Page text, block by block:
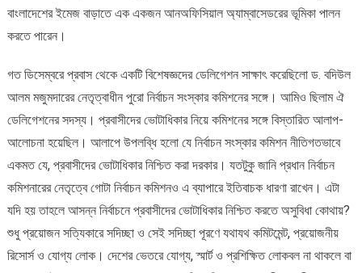
বাংলাদেশের ইমেজ বাড়াতে এক একজন আনঅফিসিয়াল অ্যাম্বাসেডরের ভূমিকা পালন
করতে পারেন।
গত ডিসেম্বরে প্রবাস থেকে একটি বিশেষজ্ঞদের ডেলিগেশন সাক্ষাৎ করেছিলো ড. বদিউল
আলম মজুমদারের নেতৃত্বাধীন পুরো নির্বাচন সংস্কার কমিশনের সঙ্গে। আমিও ছিলাম ঐ
ডেলিগেশনের সদস্য। প্রবাসীদের ভোটাধিকার নিয়ে কমিশনের সঙ্গে বিস্তারিত আলাপ-
আলোচনা হয়েছিল। আলাপে উপলব্ধি হলো যে নির্বাচন সংস্কার কমিশন নীতিগতভাবে
একমত যে, প্রবাসীদের ভোটাধিকার নিশ্চিত করা দরকার। যতটুকু জানি প্রধান নির্বাচন
কমিশনারের নেতৃত্বে গোটা নির্বাচন কমিশনও এ ব্যাপারে ইতিবাচক ধারণা রাখেন। এটা
যদি হয় তাহলে আসন্ন নির্বাচনে প্রবাসীদের ভোটাধিকার নিশ্চিত করতে অসুবিধা কোথায়?
শুধু প্রয়োজন সত্যিকারে সদিচ্ছা ও সেই সদিচ্ছা পূরণে যথাযথ কমিটমেন্ট, প্রয়োজনীয়
রিসোর্স ও যোগ্য লোক। দেশের ভেতরে যোগ্য, স্মার্ট ও প্রশিক্ষিত লোকবল না থাকলে বা